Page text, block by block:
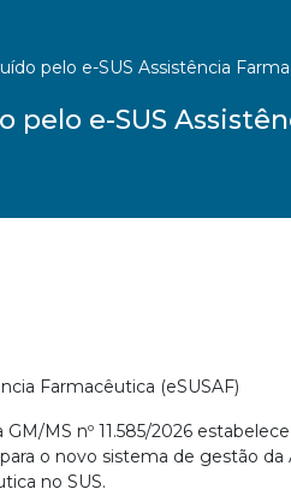
pelo e-SUS Assistência
pelo e-SUS
Farmacêutica (eSUSAF)
GM/MS nº 11.585/2026
o novo sistema de gestão da
no SUS.